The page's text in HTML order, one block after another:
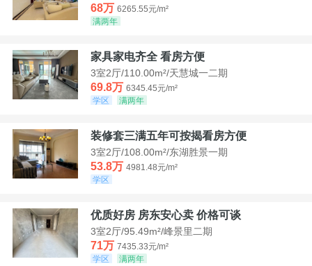
68万 6265.55元/m²
满两年
家具家电齐全 看房方便
3室2厅/110.00m²/天慧城一二期
69.8万 6345.45元/m²
学区
满两年
装修套三满五年可按揭看房方便
3室2厅/108.00m²/东湖胜景一期
53.8万 4981.48元/m²
学区
优质好房 房东安心卖 价格可谈
3室2厅/95.49m²/峰景里二期
71万 7435.33元/m²
学区
满两年